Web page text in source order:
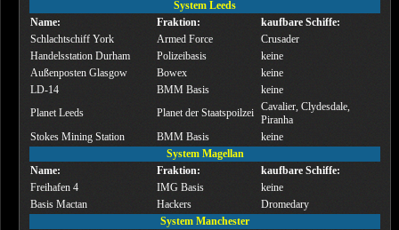
System Leeds
Name:
Fraktion:
kaufbare Schiffe:
Schlachtschiff York
Armed Force
Crusader
Handelsstation Durham
Polizeibasis
keine
Außenposten Glasgow
Bowex
keine
LD-14
BMM Basis
keine
Planet Leeds
Planet der Staatspoilzei Cavalier, Clydesdale,
Piranha
Stokes Mining Station
BMM Basis
keine
System Magellan
Name:
Fraktion:
kaufbare Schiffe:
Freihafen 4
IMG Basis
keine
Basis Mactan
Hackers
Dromedary
System Manchester